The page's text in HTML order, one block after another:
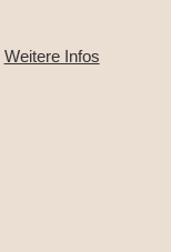
Weitere Infos